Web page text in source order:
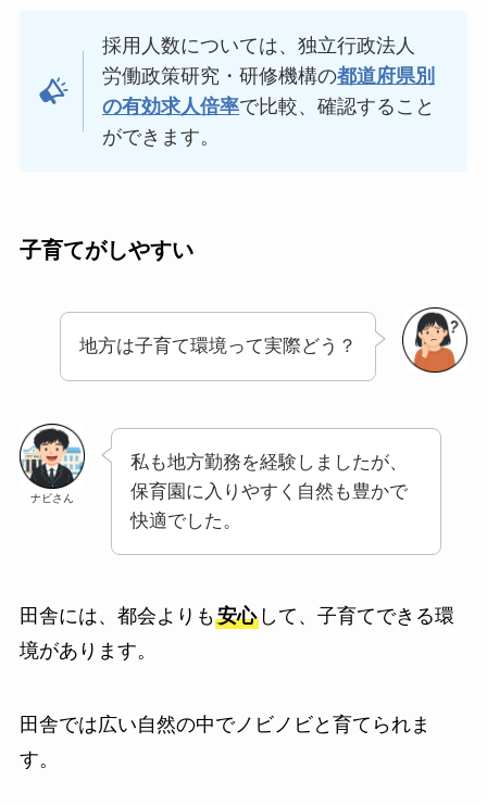
採用人数については、独立行政法人
労働政策研究・研修機構の都道府県別
の有効求人倍率で比較、確認すること
ができます。
子育てがしやすい
地方は子育て環境って実際どう？
ナビさん
私も地方勤務を経験しましたが、
保育園に入りやすく自然も豊かで
快適でした。
田舎には、都会よりも安心して、子育てできる環
境があります。
田舎では広い自然の中でノビノビと育てられま
す。